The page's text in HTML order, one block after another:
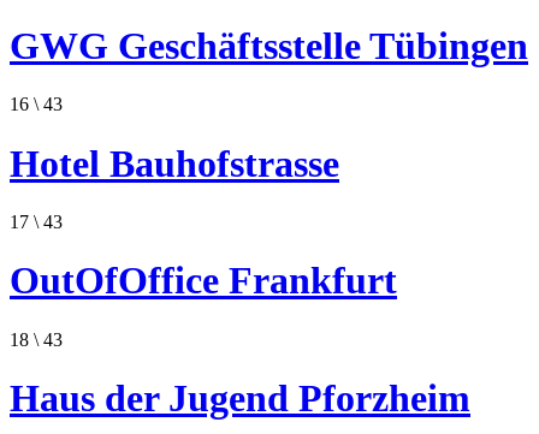
GWG Geschäftsstelle Tübingen
16 \ 43
Hotel Bauhofstrasse
17 \ 43
OutOfOffice Frankfurt
18 \ 43
Haus der Jugend Pforzheim